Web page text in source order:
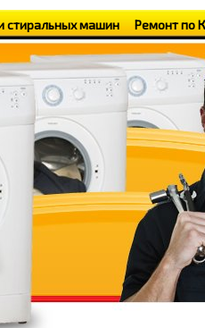
стиральных машин Ремонт по